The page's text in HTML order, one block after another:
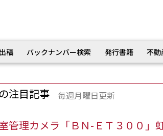
稿 バックナンバー検索 発行書籍 不動
注目記事 毎週月曜日更新
理カメラ「ＢＮ-ＥＴ３００」